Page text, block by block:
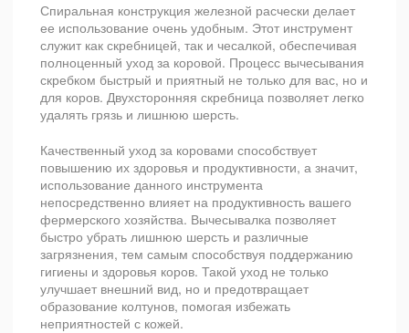
Спиральная конструкция железной расчески делает
ее использование очень удобным. Этот инструмент
служит как скребницей, так и чесалкой, обеспечивая
полноценный уход за коровой. Процесс вычесывания
скребком быстрый и приятный не только для вас, но и
для коров. Двухсторонняя скребница позволяет легко
удалять грязь и лишнюю шерсть.
Качественный уход за коровами способствует
повышению их здоровья и продуктивности, а значит,
использование данного инструмента
непосредственно влияет на продуктивность вашего
фермерского хозяйства. Вычесывалка позволяет
быстро убрать лишнюю шерсть и различные
загрязнения, тем самым способствуя поддержанию
гигиены и здоровья коров. Такой уход не только
улучшает внешний вид, но и предотвращает
образование колтунов, помогая избежать
неприятностей с кожей.